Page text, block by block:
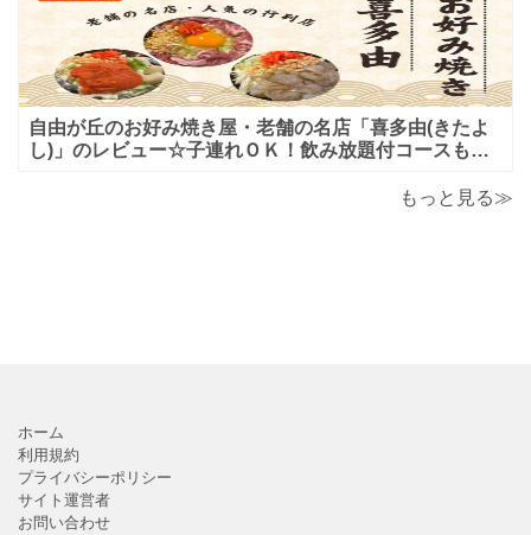
自由が丘のお好み焼き屋・老舗の名店「喜多由(きたよ
し)」のレビュー☆子連れＯＫ！飲み放題付コースも！
もっと見る≫
ホーム
利用規約
プライバシーポリシー
サイト運営者
お問い合わせ